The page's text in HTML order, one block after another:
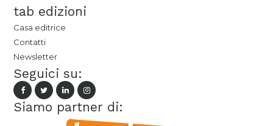
tab edizioni
Casa editrice
Contatti
Newsletter
Seguici su:
Siamo partner di: